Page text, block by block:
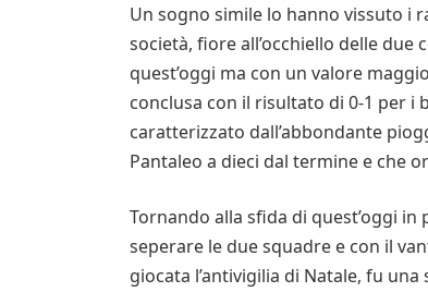
Un sogno simile lo hanno vissuto i
società, fiore all’occhiello delle
quest’oggi ma con un valore
conclusa con il risultato di 0-1 per
caratterizzato dall’abbondante
Pantaleo a dieci dal termine e che
Tornando alla sfida di quest’oggi
seperare le due squadre e con il
giocata l’antivigilia di Natale, fu